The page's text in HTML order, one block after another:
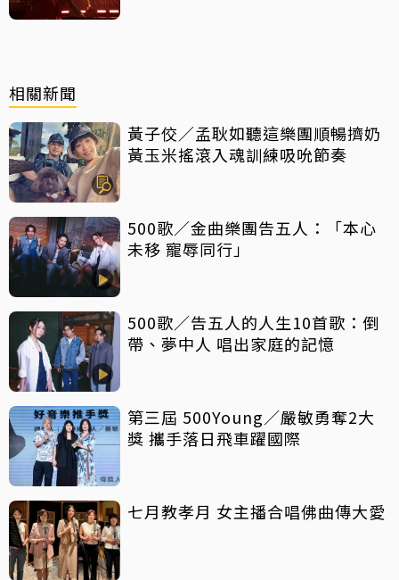
相關新聞
黃子佼／孟耿如聽這樂團順暢擠奶
黃玉米搖滾入魂訓練吸吮節奏
500歌／金曲樂團告五人：「本心
未移 寵辱同行」
500歌／告五人的人生10首歌：倒
帶、夢中人 唱出家庭的記憶
第三屆 500Young／嚴敏勇奪2大
獎 攜手落日飛車躍國際
七月教孝月 女主播合唱佛曲傳大愛